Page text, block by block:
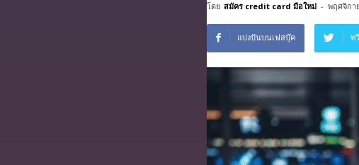
โดย สมัคร credit card มือใหม่ - พฤศจิกา
แบ่งปันบนเฟสบุ๊ค ท